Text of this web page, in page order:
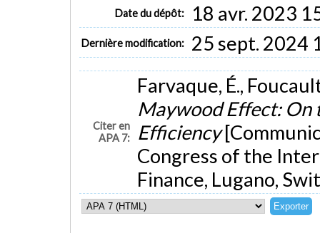
Date du dépôt: 18 avr. 2023
Dernière modification: 25 sept. 2024
Citer en
APA 7:
Farvaque, É.,
Maywood Effect: On
Efficiency
Congress of the
Finance, Lugano,